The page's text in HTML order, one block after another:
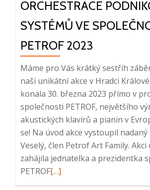
ORCHESTRACE
SYSTÉMŮ VE
PETROF 2023
Máme pro Vás krátký sestřih
naší unikátní akce v Hradci
konala 30. března 2023 přímo v
společnosti PETROF, největšího
akustických klavírů a pianin v
se! Na úvod akce vystoupil nadaný
Veselý, člen Petrof Art Family. Akci
zahájila jednatelka a prezidentka
PETROFRead
[…]